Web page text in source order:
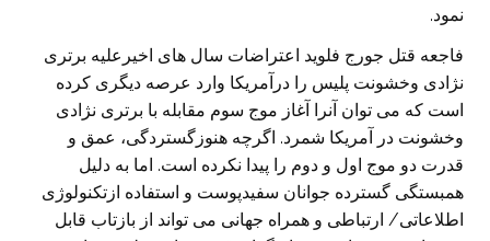
نمود.
فاجعه قتل جورج فلوید اعتراضات سال های اخیرعلیه برتری
نژادی وخشونت پلیس را درآمریکا وارد عرصه دیگری کرده
است که می توان آنرا آغاز موج سوم مقابله با برتری نژادی
وخشونت در آمریکا شمرد. اگرچه هنوزگستردگی، عمق و
قدرت دو موج اول و دوم را پیدا نکرده است. اما به دلیل
همبستگی گسترده جوانان سفیدپوست و استفاده ازتکنولوژی
اطلاعاتی/ ارتباطی و همراه جهانی می تواند از بازتاب قابل